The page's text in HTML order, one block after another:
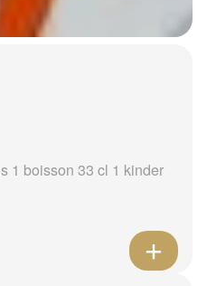
1 boisson 33 cl 1 kinder